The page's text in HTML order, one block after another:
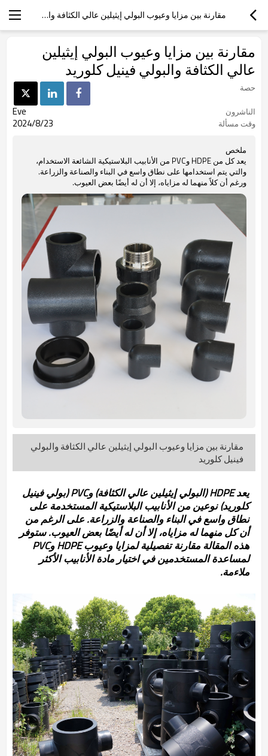
مقارنة بين مزايا وعيوب البولي إيثيلين عالي الكثافة والبولي فينيل كلوريد
مقارنة بين مزايا وعيوب البولي إيثيلين
عالي الكثافة والبولي فينيل كلوريد
حصة
الناشرون
Eve
وقت مسألة 2024/8/23
ملخص
يعد كل من HDPE وPVC من الأنابيب البلاستيكية الشائعة الاستخدام،
والتي يتم استخدامها على نطاق واسع في البناء والصناعة والزراعة.
ورغم أن كلاً منهما له مزاياه، إلا أن له أيضًا بعض العيوب.
مقارنة بين مزايا وعيوب البولي إيثيلين عالي الكثافة والبولي
فينيل كلوريد
يعد HDPE (البولي إيثيلين عالي الكثافة) وPVC (بولي فينيل
كلوريد) نوعين من الأنابيب البلاستيكية المستخدمة على
نطاق واسع في البناء والصناعة والزراعة. على الرغم من
أن كل منهما له مزاياه، إلا أن له أيضًا بعض العيوب. ستوفر
هذه المقالة مقارنة تفصيلية لمزايا وعيوب HDPE وPVC
لمساعدة المستخدمين في اختيار مادة الأنابيب الأكثر
ملاءمة.